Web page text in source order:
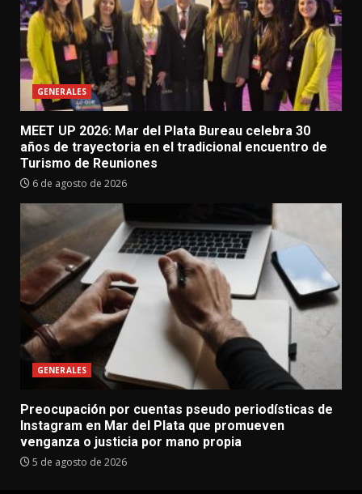
GENERALES
MEET UP 2026: Mar del Plata Bureau celebra 30
años de trayectoria en el tradicional encuentro de
Turismo de Reuniones
6 de agosto de 2026
GENERALES
Preocupación por cuentas pseudo periodísticas de
Instagram en Mar del Plata que promueven
venganza o justicia por mano propia
5 de agosto de 2026